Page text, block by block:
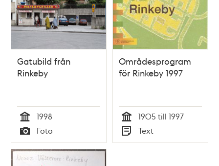
Gatubild från
Rinkeby
Tid
1998
Typ
Foto
Områdesprogram
för Rinkeby 1997
Tid
1905 till 1997
Typ
Text